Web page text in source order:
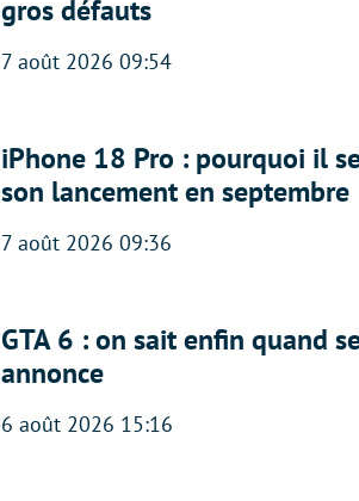
gros défauts
7 août 2026 09:54
iPhone 18 Pro : pourquoi il
son lancement en septembre
7 août 2026 09:36
GTA 6 : on sait enfin quand
annonce
6 août 2026 15:16